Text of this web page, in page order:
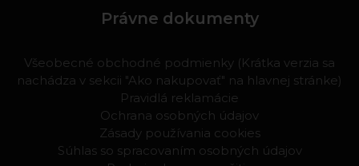
Právne dokumenty
Všeobecné obchodné podmienky (Krátka verzia sa
nachádza v sekcii "Ako nakupovať" na hlavnej stránke)
Pravidlá reklamácie
Ochrana osobných údajov
Zásady používania cookies
Súhlas so spracovaním osobných údajov